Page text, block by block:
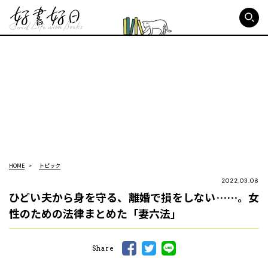
HOME トピック
2022.03.08
ひどい夫から身を守る、離婚で損をしない……。女
性のための法律まとめた「妻六法」
Share